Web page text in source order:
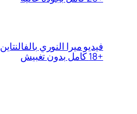
فيديو ميرا النوري بالفالنتاين
+18 كامل بدون تغبيش